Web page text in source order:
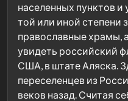
населенных пунктов
той или иной степени
православные храмы,
увидеть российский
США, в штате Аляска.
переселенцев из
веков назад. Считая